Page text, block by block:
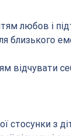
любов і
відчувати
стосунки з